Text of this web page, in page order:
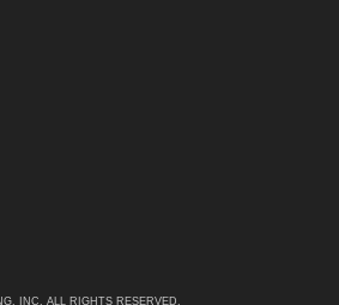
INC. ALL RIGHTS RESERVED.